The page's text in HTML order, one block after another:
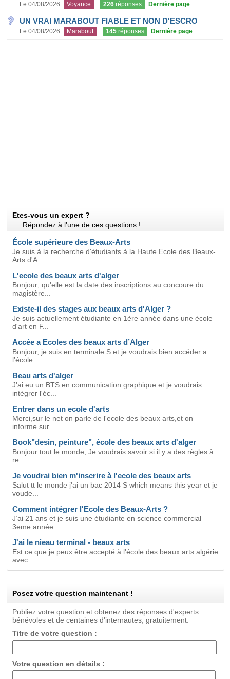
Le 04/08/2026 Voyance 226 réponses Dernière page
UN VRAI MARABOUT FIABLE ET NON D'ESCRO
Le 04/08/2026 Marabout 145 réponses Dernière page
Etes-vous un expert ?
Répondez à l'une de ces questions !
École supérieure des Beaux-Arts
Je suis à la recherche d'étudiants à la Haute Ecole des Beaux-
Arts d'A...
L'ecole des beaux arts d'alger
Bonjour; qu'elle est la date des inscriptions au concoure du
magistère...
Existe-il des stages aux beaux arts d'Alger ?
Je suis actuellement étudiante en 1ère année dans une école
d'art en F...
Accée a Ecoles des beaux arts d’Alger
Bonjour, je suis en terminale S et je voudrais bien accéder a
l’école...
Beau arts d'alger
J'ai eu un BTS en communication graphique et je voudrais
intégrer l'éc...
Entrer dans un ecole d'arts
Merci,sur le net on parle de l'ecole des beaux arts,et on
informe sur...
Book"desin, peinture", école des beaux arts d'alger
Bonjour tout le monde, Je voudrais savoir si il y a des règles à
re...
Je voudrai bien m'inscrire à l'ecole des beaux arts
Salut tt le monde j'ai un bac 2014 S which means this year et je
voude...
Comment intégrer l'Ecole des Beaux-Arts ?
J’ai 21 ans et je suis une étudiante en science commercial
3eme année...
J'ai le nieau terminal - beaux arts
Est ce que je peux être accepté à l'école des beaux arts algérie
avec...
Posez votre question maintenant !
Publiez votre question et obtenez des réponses d'experts
bénévoles et de centaines d'internautes, gratuitement.
Titre de votre question :
Votre question en détails :